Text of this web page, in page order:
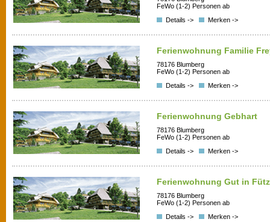
FeWo (1-2) Personen ab
Details ->
Merken ->
Ferienwohnung Familie
78176 Blumberg
FeWo (1-2) Personen ab
Details ->
Merken ->
Ferienwohnung Gebhart
78176 Blumberg
FeWo (1-2) Personen ab
Details ->
Merken ->
Ferienwohnung Gut in
78176 Blumberg
FeWo (1-2) Personen ab
Details ->
Merken ->